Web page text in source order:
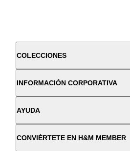
COLECCIONES
INFORMACIÓN CORPORATIVA
AYUDA
CONVIÉRTETE EN H&M MEMBER